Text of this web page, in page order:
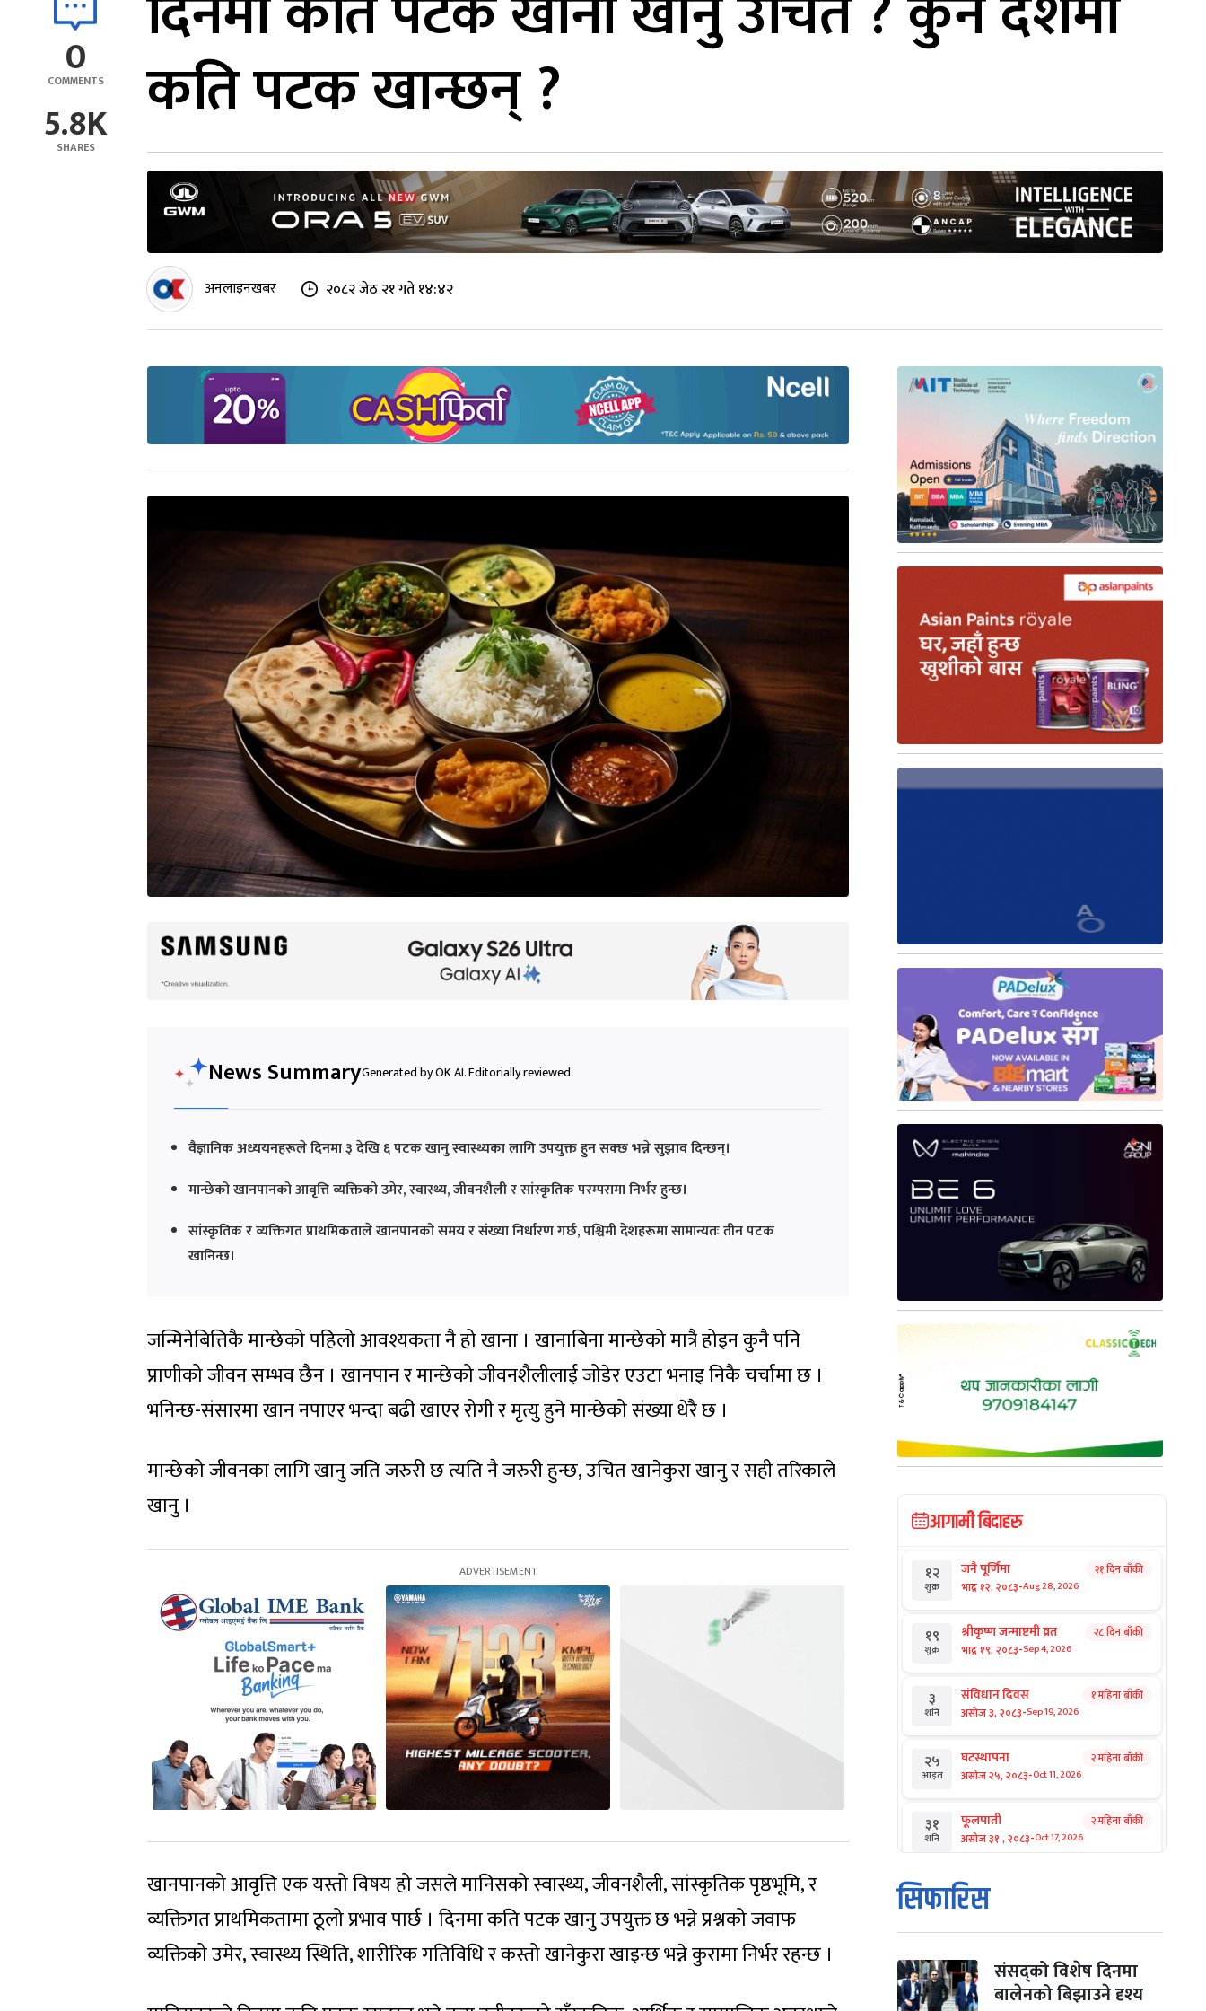
0
COMMENTS
5.8K
SHARES
कति पटक खान्छन् ?
अनलाइनखबर २०८२ जेठ २१ गते १४:४२
News SummaryGenerated by OK AI. Editorially reviewed.
वैज्ञानिक अध्ययनहरूले दिनमा ३ देखि ६ पटक खानु स्वास्थ्यका लागि उपयुक्त हुन सक्छ भन्ने सुझाव दिन्छन्।
मान्छेको खानपानको आवृत्ति व्यक्तिको उमेर, स्वास्थ्य, जीवनशैली र सांस्कृतिक परम्परामा निर्भर हुन्छ।
सांस्कृतिक र व्यक्तिगत प्राथमिकताले खानपानको समय र संख्या निर्धारण गर्छ, पश्चिमी देशहरूमा सामान्यतः तीन पटक
खानिन्छ।
जन्मिनेबित्तिकै मान्छेको पहिलो आवश्यकता नै हो खाना । खानाबिना मान्छेको मात्रै होइन कुनै पनि
प्राणीको जीवन सम्भव छैन । खानपान र मान्छेको जीवनशैलीलाई जोडेर एउटा भनाइ निकै चर्चामा छ ।
भनिन्छ-संसारमा खान नपाएर भन्दा बढी खाएर रोगी र मृत्यु हुने मान्छेको संख्या धेरै छ ।
मान्छेको जीवनका लागि खानु जति जरुरी छ त्यति नै जरुरी हुन्छ, उचित खानेकुरा खानु र सही तरिकाले
खानु ।
खानपानको आवृत्ति एक यस्तो विषय हो जसले मानिसको स्वास्थ्य, जीवनशैली, सांस्कृतिक पृष्ठभूमि, र
व्यक्तिगत प्राथमिकतामा ठूलो प्रभाव पार्छ । दिनमा कति पटक खानु उपयुक्त छ भन्ने प्रश्नको जवाफ
व्यक्तिको उमेर, स्वास्थ्य स्थिति, शारीरिक गतिविधि र कस्तो खानेकुरा खाइन्छ भन्ने कुरामा निर्भर रहन्छ ।
आगामी बिदाहरु
१२
शुक्र
जनै पूर्णिमा
भाद्र १२, २०८३-Aug 28, 2026
२१ दिन बाँकी
१९
शुक्र
श्रीकृष्ण जन्माष्टमी व्रत
भाद्र १९, २०८३-Sep 4, 2026
२८ दिन बाँकी
३
शनि
संविधान दिवस
असोज ३, २०८३-Sep 19, 2026
१ महिना बाँकी
२५
आइत
घटस्थापना
असोज २५, २०८३-Oct 11, 2026
२ महिना बाँकी
३१
शनि
फूलपाती
असोज ३१ , २०८३-Oct 17, 2026
२ महिना बाँकी
१
आइत
कार्तिक सङ्क्रान्ति
कार्तिक १, २०८३
मंगल कार्तिक ३, २०८३-Oct 20, 2026
सिफारिस
संसद्को विशेष दिनमा
बालेनको बिझाउने दृश्य